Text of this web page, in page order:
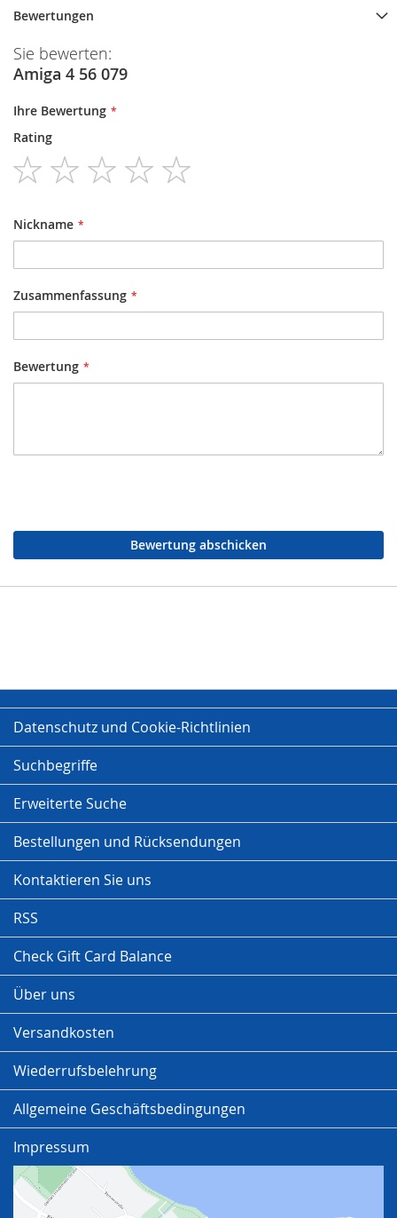
Bewertungen
Sie bewerten:
Amiga 4 56 079
Ihre Bewertung
Rating
1
star
2
stars
3
stars
4
stars
Nickname
Zusammenfassung
Bewertung
Bewertung abschicken
Datenschutz und Cookie-Richtlinien
Suchbegriffe
Erweiterte Suche
Bestellungen und Rücksendungen
Kontaktieren Sie uns
RSS
Check Gift Card Balance
Über uns
Versandkosten
Wiederrufsbelehrung
Allgemeine Geschäftsbedingungen
Impressum